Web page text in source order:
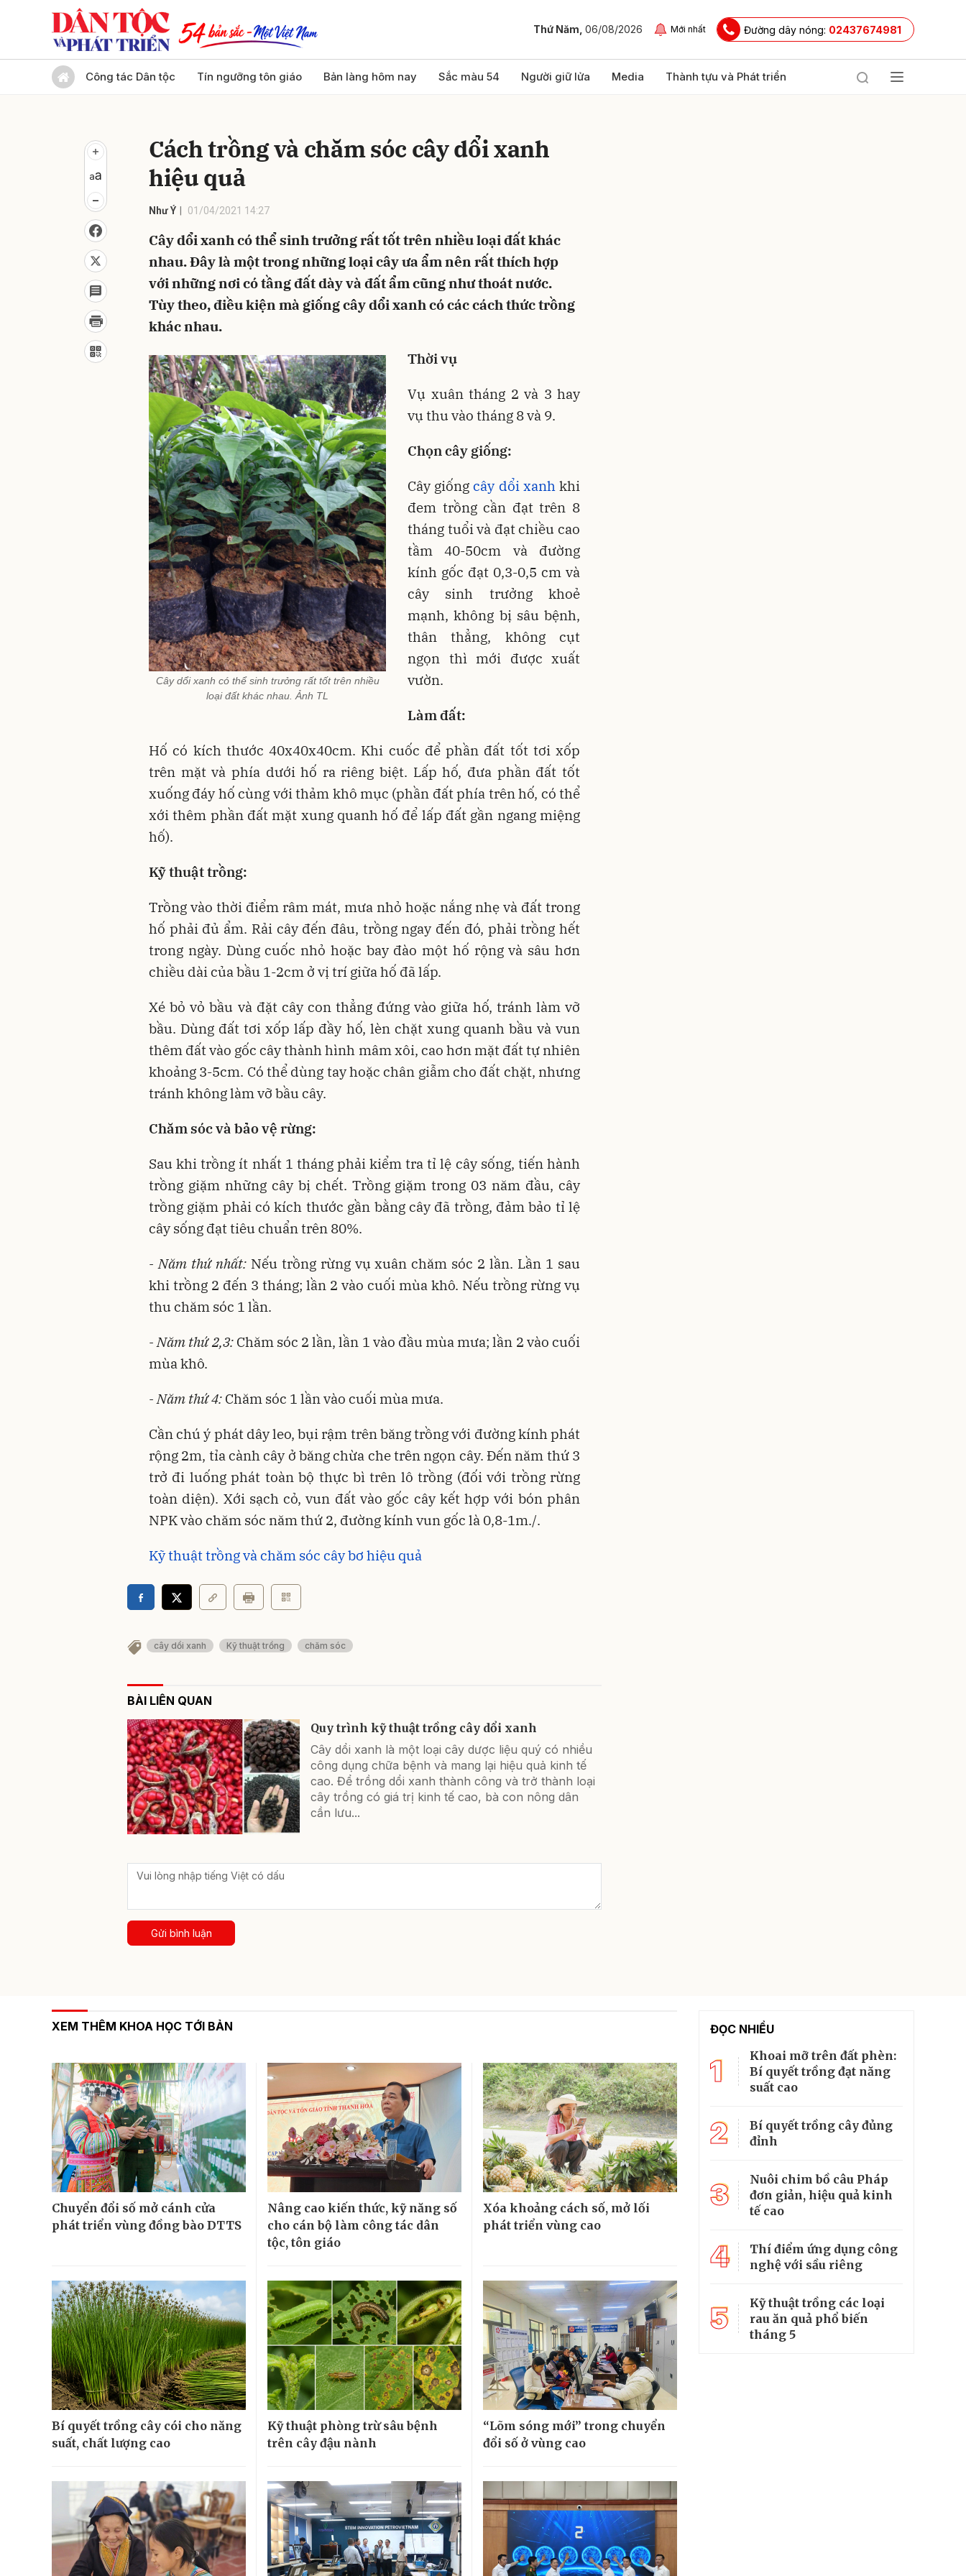
Thứ Năm, 06/08/2026 Mới nhất Đường dây nóng: 02437674981
Công tác Dân tộc Tín ngưỡng tôn giáo Bản làng hôm nay Sắc màu 54 Người giữ lửa Media Thành tựu và Phát triển
Cách trồng và chăm sóc cây dổi xanh
hiệu quả
Như Ý 01/04/2021 14:27
Cây dổi xanh có thể sinh trưởng rất tốt trên nhiều loại đất khác
nhau. Đây là một trong những loại cây ưa ẩm nên rất thích hợp
với những nơi có tầng đất dày và đất ẩm cũng như thoát nước.
Tùy theo, điều kiện mà giống cây dổi xanh có các cách thức trồng
khác nhau.
Cây dổi xanh có thể sinh trưởng rất tốt trên nhiều
loại đất khác nhau. Ảnh TL
Thời vụ
Vụ xuân tháng 2 và 3 hay
vụ thu vào tháng 8 và 9.
Chọn cây giống:
Cây giốngcây dổi xanhkhi
đem trồng cần đạt trên 8
tháng tuổi và đạt chiều cao
tầm 40-50cm và đường
kính gốc đạt 0,3-0,5 cm và
cây sinh trưởng khoẻ
mạnh, không bị sâu bệnh,
thân thẳng, không cụt
ngọn thì mới được xuất
vườn.
Làm đất:
Hố có kích thước 40x40x40cm. Khi cuốc để phần đất tốt tơi xốp
trên mặt và phía dưới hố ra riêng biệt. Lấp hố, đưa phần đất tốt
xuống đáy hố cùng với thảm khô mục (phần đất phía trên hố, có thể
xới thêm phần đất mặt xung quanh hố để lấp đất gần ngang miệng
hố).
Kỹ thuật trồng:
Trồng vào thời điểm râm mát, mưa nhỏ hoặc nắng nhẹ và đất trong
hố phải đủ ẩm. Rải cây đến đâu, trồng ngay đến đó, phải trồng hết
trong ngày. Dùng cuốc nhỏ hoặc bay đào một hố rộng và sâu hơn
chiều dài của bầu 1-2cm ở vị trí giữa hố đã lấp.
Xé bỏ vỏ bầu và đặt cây con thẳng đứng vào giữa hố, tránh làm vỡ
bầu. Dùng đất tơi xốp lấp đầy hố, lèn chặt xung quanh bầu và vun
thêm đất vào gốc cây thành hình mâm xôi, cao hơn mặt đất tự nhiên
khoảng 3-5cm. Có thể dùng tay hoặc chân giẫm cho đất chặt, nhưng
tránh không làm vỡ bầu cây.
Chăm sóc và bảo vệ rừng:
Sau khi trồng ít nhất 1 tháng phải kiểm tra tỉ lệ cây sống, tiến hành
trồng giặm những cây bị chết. Trồng giặm trong 03 năm đầu, cây
trồng giặm phải có kích thước gần bằng cây đã trồng, đảm bảo tỉ lệ
cây sống đạt tiêu chuẩn trên 80%.
- Năm thứ nhất:Nếu trồng rừng vụ xuân chăm sóc 2 lần. Lần 1 sau
khi trồng 2 đến 3 tháng; lần 2 vào cuối mùa khô. Nếu trồng rừng vụ
thu chăm sóc 1 lần.
- Năm thứ 2,3:Chăm sóc 2 lần, lần 1 vào đầu mùa mưa; lần 2 vào cuối
mùa khô.
- Năm thứ 4: Chăm sóc 1 lần vào cuối mùa mưa.
Cần chú ý phát dây leo, bụi rậm trên băng trồng với đường kính phát
rộng 2m, tỉa cành cây ở băng chừa che trên ngọn cây. Đến năm thứ 3
trở đi luống phát toàn bộ thực bì trên lô trồng (đối với trồng rừng
toàn diện). Xới sạch cỏ, vun đất vào gốc cây kết hợp với bón phân
NPK vào chăm sóc năm thứ 2, đường kính vun gốc là 0,8-1m./.
Kỹ thuật trồng và chăm sóc cây bơ hiệu quả
cây dổi xanh Kỹ thuật trồng chăm sóc
BÀI LIÊN QUAN
Quy trình kỹ thuật trồng cây dổi xanh
Cây dổi xanh là một loại cây dược liệu quý có nhiều
công dụng chữa bệnh và mang lại hiệu quả kinh tế
cao. Để trồng dổi xanh thành công và trở thành loại
cây trồng có giá trị kinh tế cao, bà con nông dân
cần lưu...
Gửi bình luận
XEM THÊM KHOA HỌC TỚI BẢN
Chuyển đổi số mở cánh cửa
phát triển vùng đồng bào DTTS
Nâng cao kiến thức, kỹ năng số
cho cán bộ làm công tác dân
tộc, tôn giáo
Xóa khoảng cách số, mở lối
phát triển vùng cao
Bí quyết trồng cây cói cho năng
suất, chất lượng cao
Kỹ thuật phòng trừ sâu bệnh
trên cây đậu nành
“Lõm sóng mới” trong chuyển
đổi số ở vùng cao
ĐỌC NHIỀU
1
Khoai mỡ trên đất phèn:
Bí quyết trồng đạt năng
suất cao
2
Bí quyết trồng cây đủng
đỉnh
3
Nuôi chim bồ câu Pháp
đơn giản, hiệu quả kinh
tế cao
4
Thí điểm ứng dụng công
nghệ với sầu riêng
5
Kỹ thuật trồng các loại
rau ăn quả phổ biến
tháng 5
Gửi bình luận